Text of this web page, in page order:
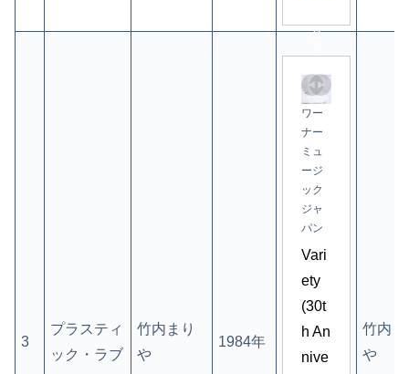
見
3
プラスティ
ック・ラブ
竹内まり
や
1984年
ワー
ナー
ミュ
ージ
ック
ジャ
パン
Vari
ety
(30t
h An
nive
竹内
や